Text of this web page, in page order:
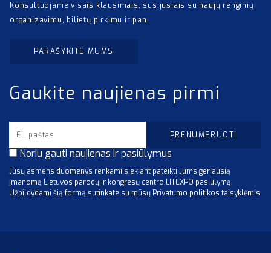
Konsultuojame visais klausimais, susijusiais su naujų renginių
organizavimu, bilietų pirkimu ir pan.
PARAŠYKITE MUMS
Gaukite naujienas pirmi
Noriu gauti naujienas ir pasiūlymus
Jūsų asmens duomenys renkami siekiant pateikti Jums geriausią
įmanomą Lietuvos parodų ir kongresų centro LITEXPO pasiūlymą.
Užpildydami šią formą sutinkate su mūsų Privatumo politikos taisyklėmis